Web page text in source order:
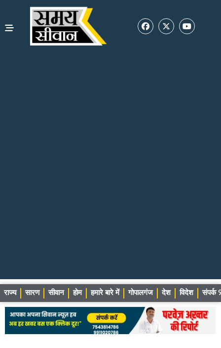
राज्य सारण सीवान होम हमारे बारे में गोपालगंज देश विदेश संपर्क